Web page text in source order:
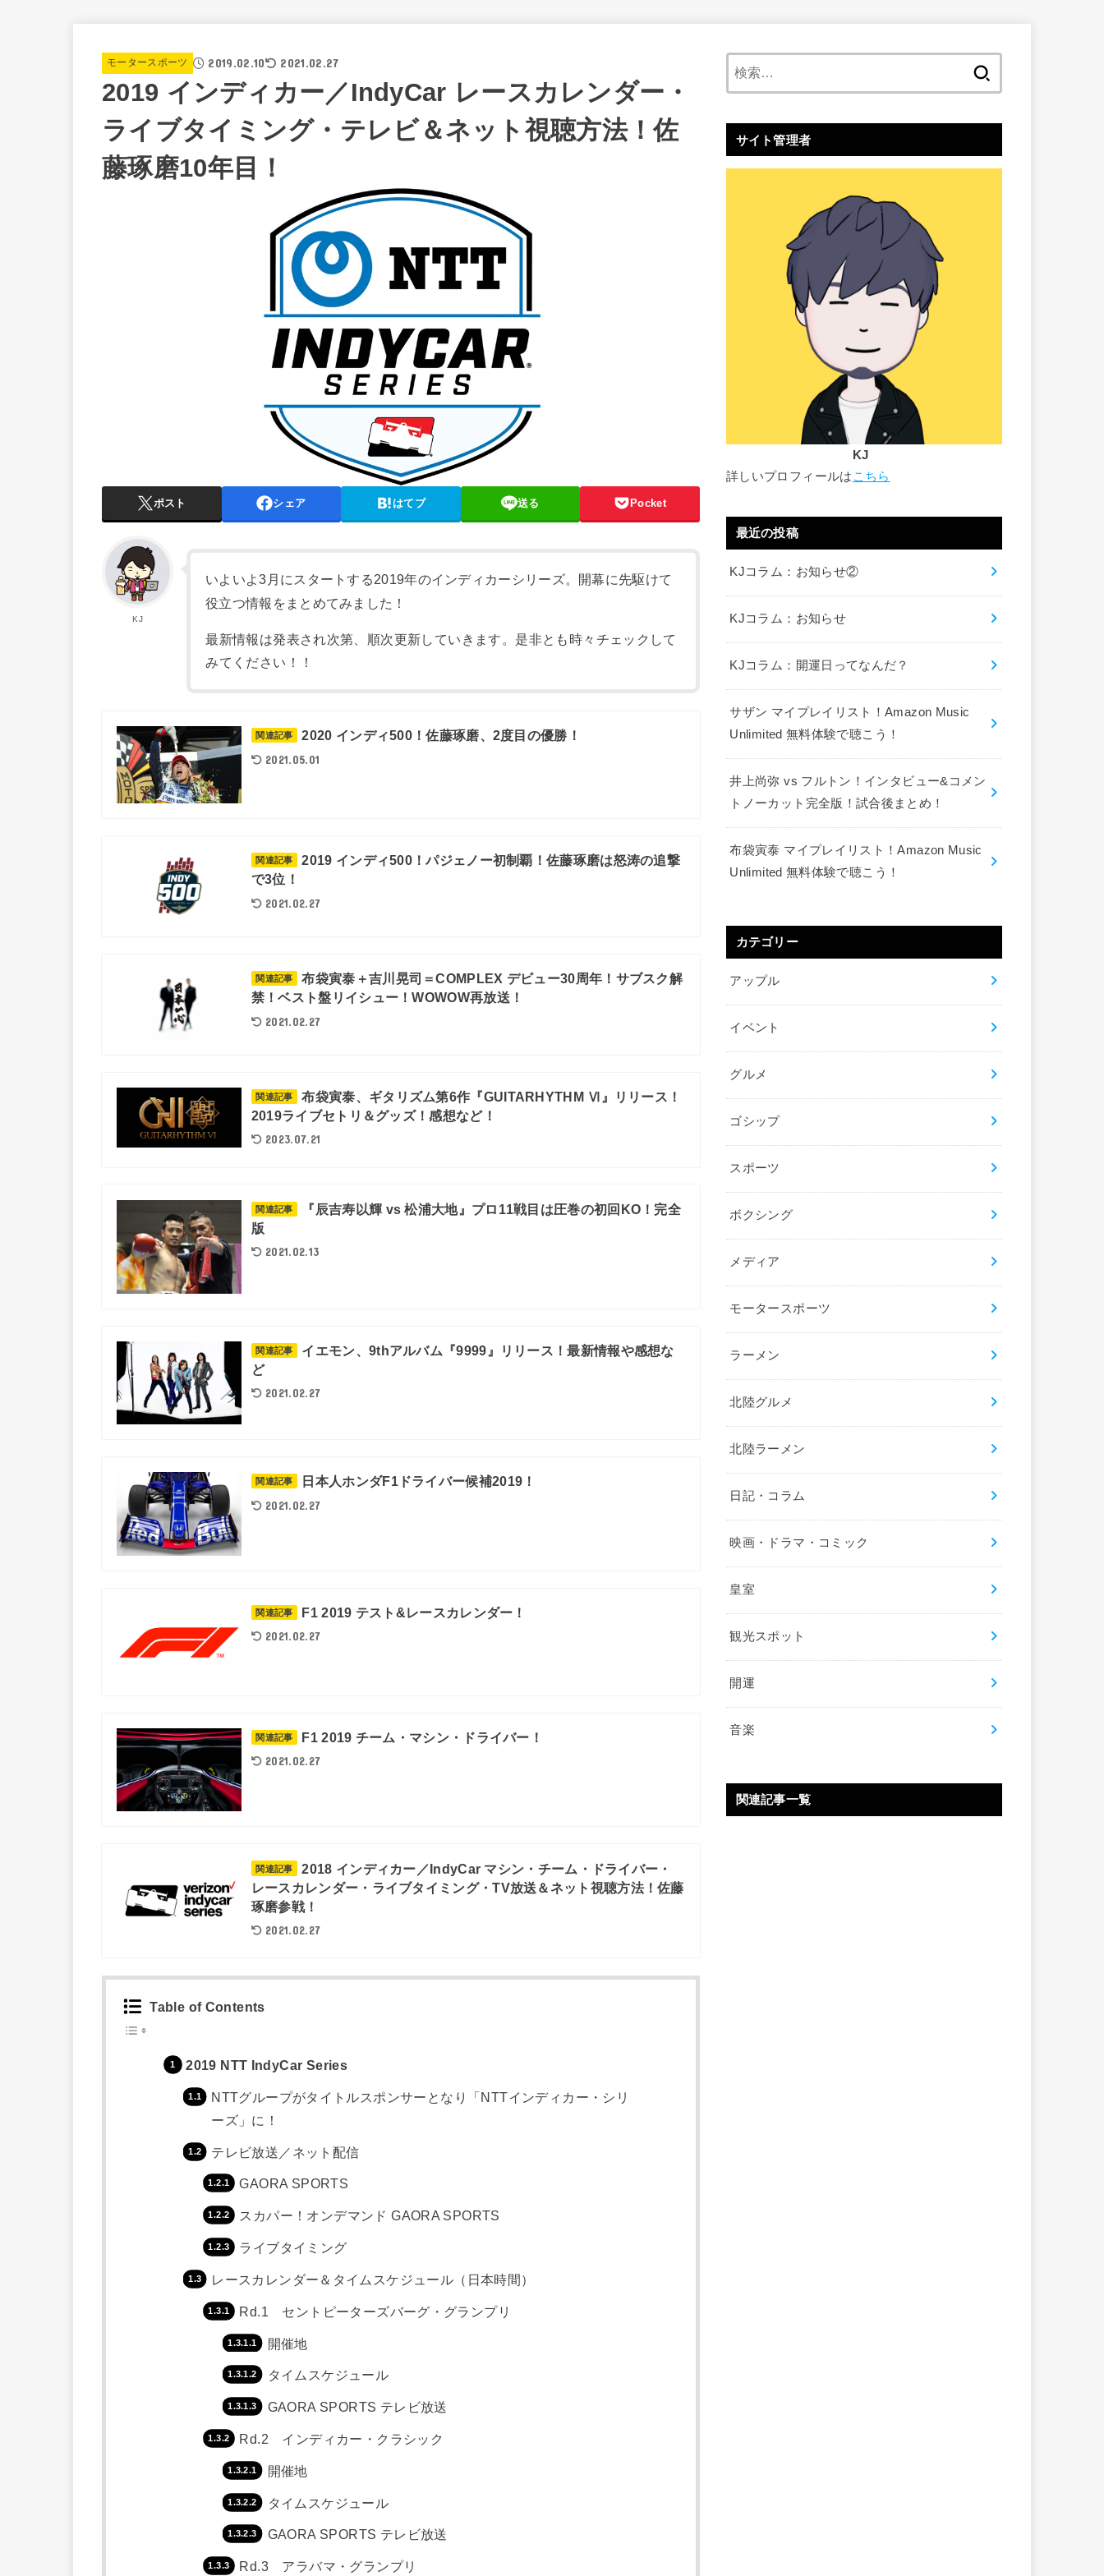
モータースポーツ 2019.02.10 2021.02.27
2019 インディカー／IndyCar レースカレンダー・
ライブタイミング・テレビ＆ネット視聴方法！佐
藤琢磨10年目！
ポスト シェア はてブ 送る Pocket
KJ
いよいよ3月にスタートする2019年のインディカーシリーズ。開幕に先駆けて
役立つ情報をまとめてみました！
最新情報は発表され次第、順次更新していきます。是非とも時々チェックして
みてください！！
関連記事 2020 インディ500！佐藤琢磨、2度目の優勝！
2021.05.01
関連記事
2019 インディ500！パジェノー初制覇！佐藤琢磨は怒涛の追撃
で3位！
2021.02.27
関連記事
布袋寅泰＋吉川晃司＝COMPLEX デビュー30周年！サブスク解
禁！ベスト盤リイシュー！WOWOW再放送！
2021.02.27
関連記事
布袋寅泰、ギタリズム第6作『GUITARHYTHM Ⅵ』リリース！
2019ライブセトリ＆グッズ！感想など！
2023.07.21
関連記事
『辰吉寿以輝 vs 松浦大地』プロ11戦目は圧巻の初回KO！完全
版
2021.02.13
関連記事
イエモン、9thアルバム『9999』リリース！最新情報や感想な
ど
2021.02.27
関連記事 日本人ホンダF1ドライバー候補2019！
2021.02.27
関連記事 F1 2019 テスト&レースカレンダー！
2021.02.27
関連記事 F1 2019 チーム・マシン・ドライバー！
2021.02.27
関連記事
2018 インディカー／IndyCar マシン・チーム・ドライバー・
レースカレンダー・ライブタイミング・TV放送＆ネット視聴方法！佐藤
琢磨参戦！
2021.02.27
Table of Contents
2019 NTT IndyCar Series
NTTグループがタイトルスポンサーとなり「NTTインディカー・シリ
ーズ」に！
テレビ放送／ネット配信
GAORA SPORTS
スカパー！オンデマンド GAORA SPORTS
ライブタイミング
レースカレンダー＆タイムスケジュール（日本時間）
Rd.1 セントピーターズバーグ・グランプリ
開催地
タイムスケジュール
GAORA SPORTS テレビ放送
Rd.2 インディカー・クラシック
開催地
タイムスケジュール
GAORA SPORTS テレビ放送
Rd.3 アラバマ・グランプリ
サイト管理者
KJ
詳しいプロフィールは こちら
最近の投稿
KJコラム：お知らせ②
KJコラム：お知らせ
KJコラム：開運日ってなんだ？
サザン マイプレイリスト！Amazon Music
Unlimited 無料体験で聴こう！
井上尚弥 vs フルトン！インタビュー&コメン
トノーカット完全版！試合後まとめ！
布袋寅泰 マイプレイリスト！Amazon Music
Unlimited 無料体験で聴こう！
カテゴリー
アップル
イベント
グルメ
ゴシップ
スポーツ
ボクシング
メディア
モータースポーツ
ラーメン
北陸グルメ
北陸ラーメン
日記・コラム
映画・ドラマ・コミック
皇室
観光スポット
開運
音楽
関連記事一覧